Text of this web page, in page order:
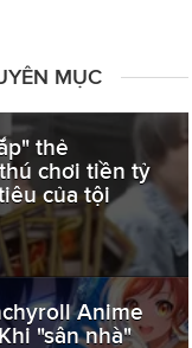
MỤC
thẻ
chơi tiền tỷ
của tội
Anime
"sân nhà"